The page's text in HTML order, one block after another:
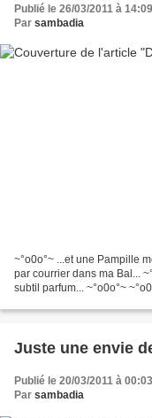
Publié le 26/03/2011 à 14:09
Par sambadia
~°o0o°~ ...et une Pampille
par courrier dans ma Bal...
subtil parfum... ~°o0o°~
Juste une envie
Publié le 20/03/2011 à 00:03
Par sambadia